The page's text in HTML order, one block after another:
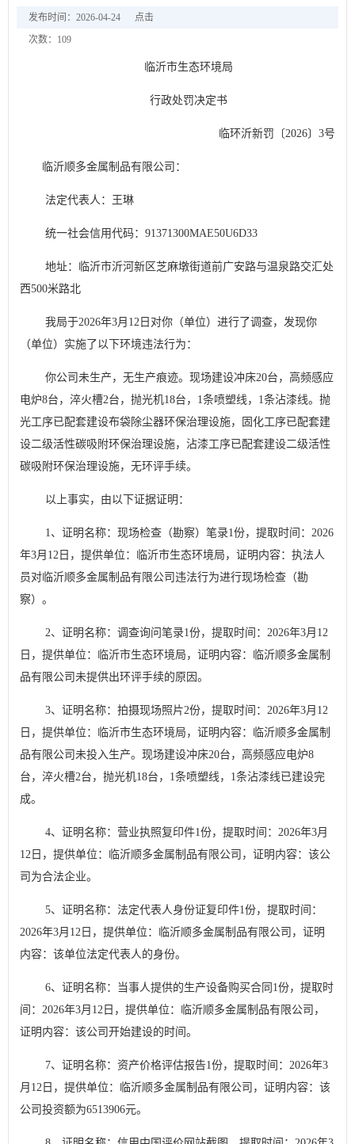
发布时间：2026-04-24
点击
次数： 109
临沂市生态环境局
行政处罚决定书
临环沂新罚 〔2026〕 3号
临沂顺多金属制品有限公司 ：
法定代表人： 王琳
统一社会信用代码：91371300MAE50U6D33
地址：
临沂市沂河新区芝麻墩街道前广安路与温泉路交汇处
西500米路北
我局于2026年3月 12 日 对你（单位）进行了调查，发现你
（单位）实施了以下环境违法行为：
你公司未生产，无生产痕迹。现场建设冲床20台，高频感应
电炉8台，淬火槽2台，抛光机18台， 1条喷塑线， 1条沾漆线。抛
光工序已配套建设布袋除尘器环保治理设施，固化工序已配套建
设二级活性碳吸附环保治理设施，沾漆工序已配套建设二级活性
碳吸附环保治理设施，无环评手续。
以上事实，由以下证据证明：
1、证明名称：现场检查（勘察）笔录1份，提取时间：2026
年3月 12 日，提供单位：临沂市生态环境局，证明内容：执法人
员对临沂顺多金属制品有限公司违法行为进行现场检查（勘
察）。
2、证明名称：调查询问笔录1份，提取时间：2026年3月 12
日，提供单位：临沂市生态环境局，证明内容：临沂顺多金属制
品有限公司未提供出环评手续的原因。
3、证明名称：拍摄现场照片2份，提取时间：2026年3月 12
日，提供单位：临沂市生态环境局，证明内容：临沂顺多金属制
品有限公司未投入生产。现场建设冲床20台，高频感应电炉8
台，淬火槽2台，抛光机18台， 1条喷塑线， 1条沾漆线已建设完
成。
4、证明名称：营业执照复印件1份，提取时间：2026年3月
12 日，提供单位：临沂顺多金属制品有限公司，证明内容：该公
司为合法企业。
5、证明名称：法定代表人身份证复印件1份，提取时间：
2026年3月 12 日，提供单位：临沂顺多金属制品有限公司，证明
内容：该单位法定代表人的身份。
6、证明名称：当事人提供的生产设备购买合同 1份，提取时
间：2026年3月 12 日，提供单位：临沂顺多金属制品有限公司，
证明内容：该公司开始建设的时间。
7、证明名称：资产价格评估报告1份，提取时间：2026年3
月 12 日，提供单位：临沂顺多金属制品有限公司，证明内容：该
公司投资额为6513906元。